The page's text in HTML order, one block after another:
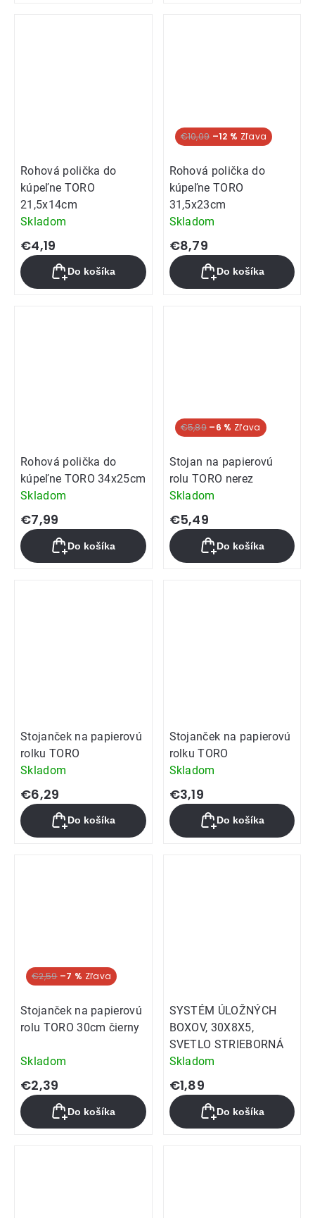
Rohová polička do
kúpeľne TORO
21,5x14cm
Skladom
€4,19
Do košíka
€10,09 –12 %
Rohová polička do
kúpeľne TORO
31,5x23cm
Skladom
€8,79
Do košíka
Rohová polička do
kúpeľne TORO 34x25cm
Skladom
€7,99
Do košíka
€5,89 –6 %
Stojan na papierovú
rolu TORO nerez
Skladom
€5,49
Do košíka
Stojanček na papierovú
rolku TORO
Skladom
€6,29
Do košíka
Stojanček na papierovú
rolku TORO
Skladom
€3,19
Do košíka
€2,59 –7 %
Stojanček na papierovú
rolu TORO 30cm čierny
Skladom
€2,39
Do košíka
SYSTÉM ÚLOŽNÝCH
BOXOV, 30X8X5,
SVETLO STRIEBORNÁ
Skladom
€1,89
Do košíka